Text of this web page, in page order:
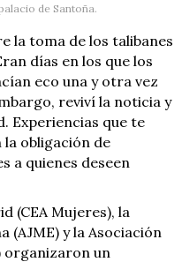
de Santoña.
la toma de los talibanes
días en los que los
eco una y otra vez
reviví la noticia y
Experiencias que te
la obligación de
a quienes deseen
(CEA Mujeres), la
(AJME) y la Asociación
organizaron un